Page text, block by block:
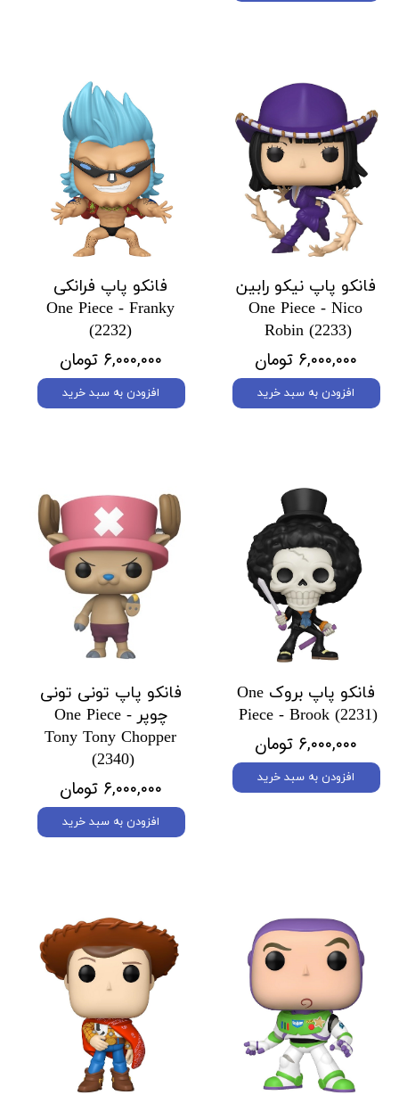
فانکو پاپ نیکو رابین
One Piece - Nico
Robin (2233)
۶,۰۰۰,۰۰۰ تومان
افزودن به سبد خرید
فانکو پاپ فرانکی
One Piece - Franky
(2232)
۶,۰۰۰,۰۰۰ تومان
افزودن به سبد خرید
فانکو پاپ بروک One
Piece - Brook (2231)
۶,۰۰۰,۰۰۰ تومان
افزودن به سبد خرید
فانکو پاپ تونی تونی
چوپر One Piece -
Tony Tony Chopper
(2340)
۶,۰۰۰,۰۰۰ تومان
افزودن به سبد خرید